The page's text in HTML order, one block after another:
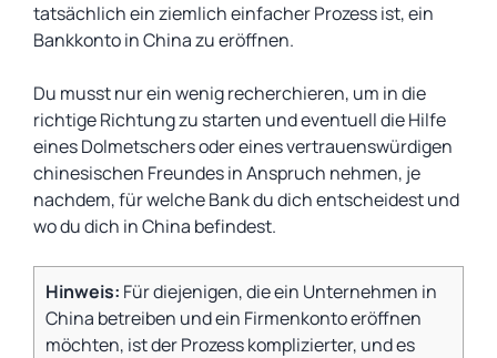
tatsächlich ein ziemlich einfacher Prozess ist, ein
Bankkonto in China zu eröffnen.
Du musst nur ein wenig recherchieren, um in die
richtige Richtung zu starten und eventuell die Hilfe
eines Dolmetschers oder eines vertrauenswürdigen
chinesischen Freundes in Anspruch nehmen, je
nachdem, für welche Bank du dich entscheidest und
wo du dich in China befindest.
Hinweis: Für diejenigen, die ein Unternehmen in
China betreiben und ein Firmenkonto eröffnen
möchten, ist der Prozess komplizierter, und es